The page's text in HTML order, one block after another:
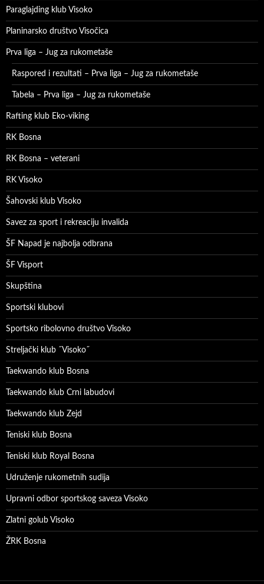
Paraglajding klub Visoko
Planinarsko društvo Visočica
Prva liga – Jug za rukometaše
Raspored i rezultati – Prva liga – Jug za rukometaše
Tabela – Prva liga – Jug za rukometaše
Rafting klub Eko-viking
RK Bosna
RK Bosna – veterani
RK Visoko
Šahovski klub Visoko
Savez za sport i rekreaciju invalida
ŠF Napad je najbolja odbrana
ŠF Visport
Skupština
Sportski klubovi
Sportsko ribolovno društvo Visoko
Streljački klub ˝Visoko˝
Taekwando klub Bosna
Taekwando klub Crni labudovi
Taekwando klub Zejd
Teniski klub Bosna
Teniski klub Royal Bosna
Udruženje rukometnih sudija
Upravni odbor sportskog saveza Visoko
Zlatni golub Visoko
ŽRK Bosna